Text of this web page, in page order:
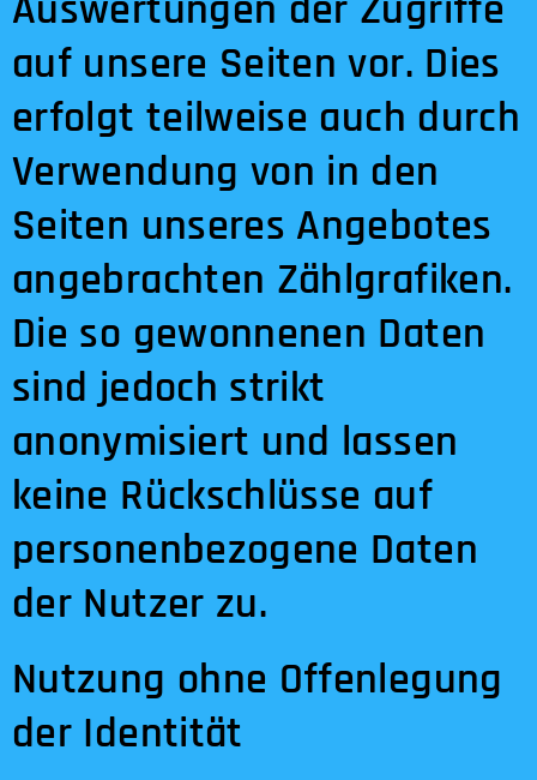
auf unsere Seiten vor. Dies
erfolgt teilweise auch durch
Verwendung von in den
Seiten unseres Angebotes
angebrachten Zählgrafiken.
Die so gewonnenen Daten
sind jedoch strikt
anonymisiert und lassen
keine Rückschlüsse auf
personenbezogene Daten
der Nutzer zu.
Nutzung ohne Offenlegung
der Identität